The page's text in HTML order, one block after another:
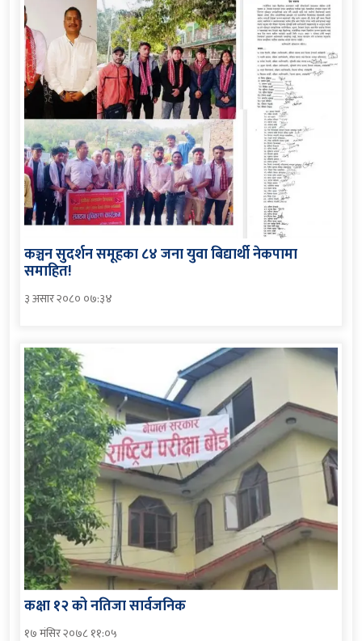
कञ्चन सुदर्शन समूहका ८४ जना युवा बिद्यार्थी नेकपामा
समाहित!
३ असार २०८० ०७:३४
कक्षा १२ को नतिजा सार्वजनिक
१७ मंसिर २०७८ ११:०५